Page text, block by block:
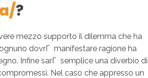
?
mezzo supporto il dilemma che ha
dovrГ manifestare ragione ha
Infine sarГ semplice una diverbio di
Nel caso che appresso un